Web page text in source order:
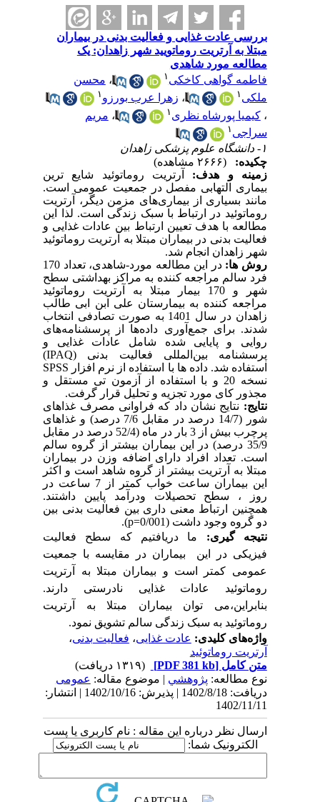
بررسی عادت غذایی و فعالیت بدنی در بیماران
مبتلا به آرتریت روماتویید شهر زاهدان: یک
مطالعه مورد شاهدی
فاطمه گواهی کاخکی
، محسن
، زهرا عرب بورزو
کیمیا پورشاه نظری۱ ، مریم
(۲۶۶۶ مشاهده)
زمینه و هدف:
آرتریت روماتوئید شایع ترین
بیماری التهابی مفصل در جمعیت عمومی است.
مانند بسیاری از بیماری‌های مزمن دیگر، آرتریت
روماتوئید در ارتباط با سبک زندگی است. لذا این
مطالعه با هدف تعیین ارتباط بین عادات غذایی و
فعالیت بدنی در بیماران مبتلا به آرتریت روماتوئید
شهر زاهدان انجام شد.
روش ­ها:
در این مطالعه مورد-شاهدی، تعداد 170
فرد سالم مراجعه کننده به مراکز بهداشتی سطح
شهر و 170 بیمار مبتلا به آرتریت روماتوئید
مراجعه کننده به بیمارستان علی ابن ابی طالب
زاهدان در سال 1401 به صورت تصادفی انتخاب
شدند. برای جمع‌آوری داده‌ها از پرسشنامه‌های
روایی و پایایی شده شامل عادات غذایی و
پرسشنامه بین‌المللی فعالیت بدنی(IPAQ)
استفاده شد. داده ها با استفاده از نرم افزارSPSS
تی مستقل و
مجذور کای مورد تجزیه و تحلیل قرار گرفت .
نتایج نشان داد که فراوانی مصرف غذاهای
شور (14/7 درصد در مقابل 7/6 درصد) و غذاهای
پرچرب بیش از 3 بار در ماه (52/4 درصد در مقابل
35/9 درصد) در این بیماران بیشتر از گروه سالم
است. تعداد افراد دارای اضافه وزن در بیماران
مبتلا به آرتریت بیشتر از گروه شاهد است و اکثر
این بیماران ساعت خواب کمتر از 7 ساعت در
روز ، سطح تحصیلات ودرآمد پایین داشتند.
همچنین ارتباط معنی داری بین فعالیت بدنی بین
دو گروه وجود داشت (0/001=
p
)
.
نتیجه ­گیری:
ما دریافتیم که سطح فعالیت
فیزیکی در این بیماران در مقایسه با جمعیت
عمومی کمتر است و بیماران مبتلا به آرتریت
روماتوئید عادات غذایی نادرستی دارند.
بنابراین،می توان بیماران مبتلا به آرتریت
روماتوئید به سبک زندگی سالم تشویق نمود.
واژه‌های کلیدی:عادت غذایی،فعالیت بدنی،
آرتریت روماتوئید
متن کامل[PDF 381 kb]
(۱۳۱۹ دریافت)
نوع مطالعه:پژوهشي| موضوع مقاله:عمومى
دریافت: 1402/8/18 | پذیرش: 1402/10/16 | انتشار:
1402/11/11
ارسال نظر درباره این مقاله : نام کاربری یا پست
الکترونیک شما: